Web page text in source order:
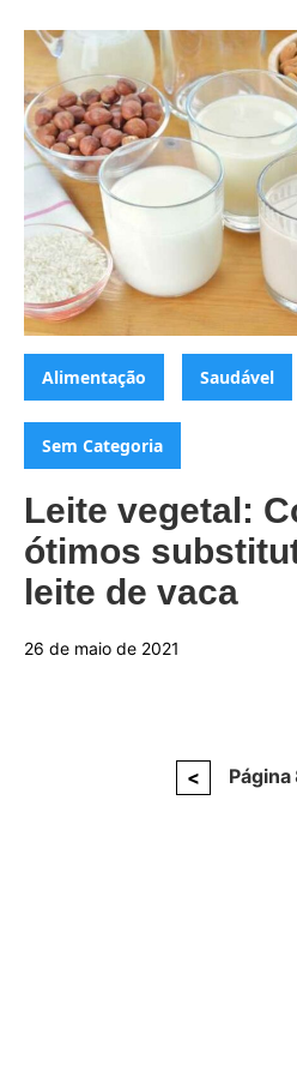
Categorias:
Alimentação Saudável
Sem Categoria
Leite vegetal:
ótimos
leite de vaca
26 de maio de 2021
Página
< Página